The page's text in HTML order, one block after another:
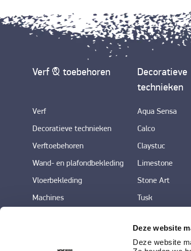
Deze website
Deze website
Verf & toebehoren
Verf
Decoratieve technieken
Verftoebehoren
Wand- en plafondbekleding
Vloerbekleding
Machines
Decoratieve
technieken
Aqua Sensa
Calco
Claystuc
Limestone
Stone Art
Tusk